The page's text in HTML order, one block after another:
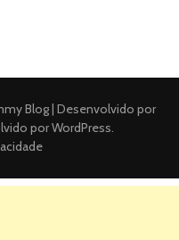
Blog | Desenvolvido por
porWordPress.